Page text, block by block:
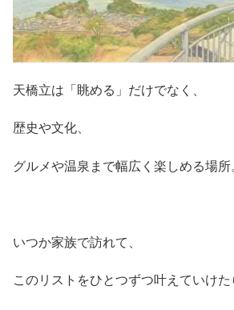
天橋立は「眺める」だけでなく、
歴史や文化、
グルメや温泉まで幅広く楽しめる場所
いつか家族で訪れて、
このリストをひとつずつ叶えていけた